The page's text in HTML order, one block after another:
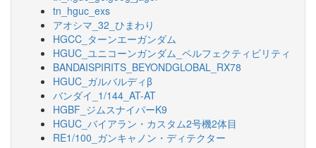
tn_hguc_exs
アオシマ_32_ひまわり
HGCC_ターンエーガンダム
HGUC_ユニコーンガンダム_ペルフェクティビリティ
BANDAISPIRITS_BEYONDGLOBAL_RX78
HGUC_ガルバルディβ
バンダイ_1/144_AT-AT
HGBF_ジムスナイパーK9
HGUC_バイアラン・カスタム2号機2体目
RE1/100_ガンキャノン・ディテクター